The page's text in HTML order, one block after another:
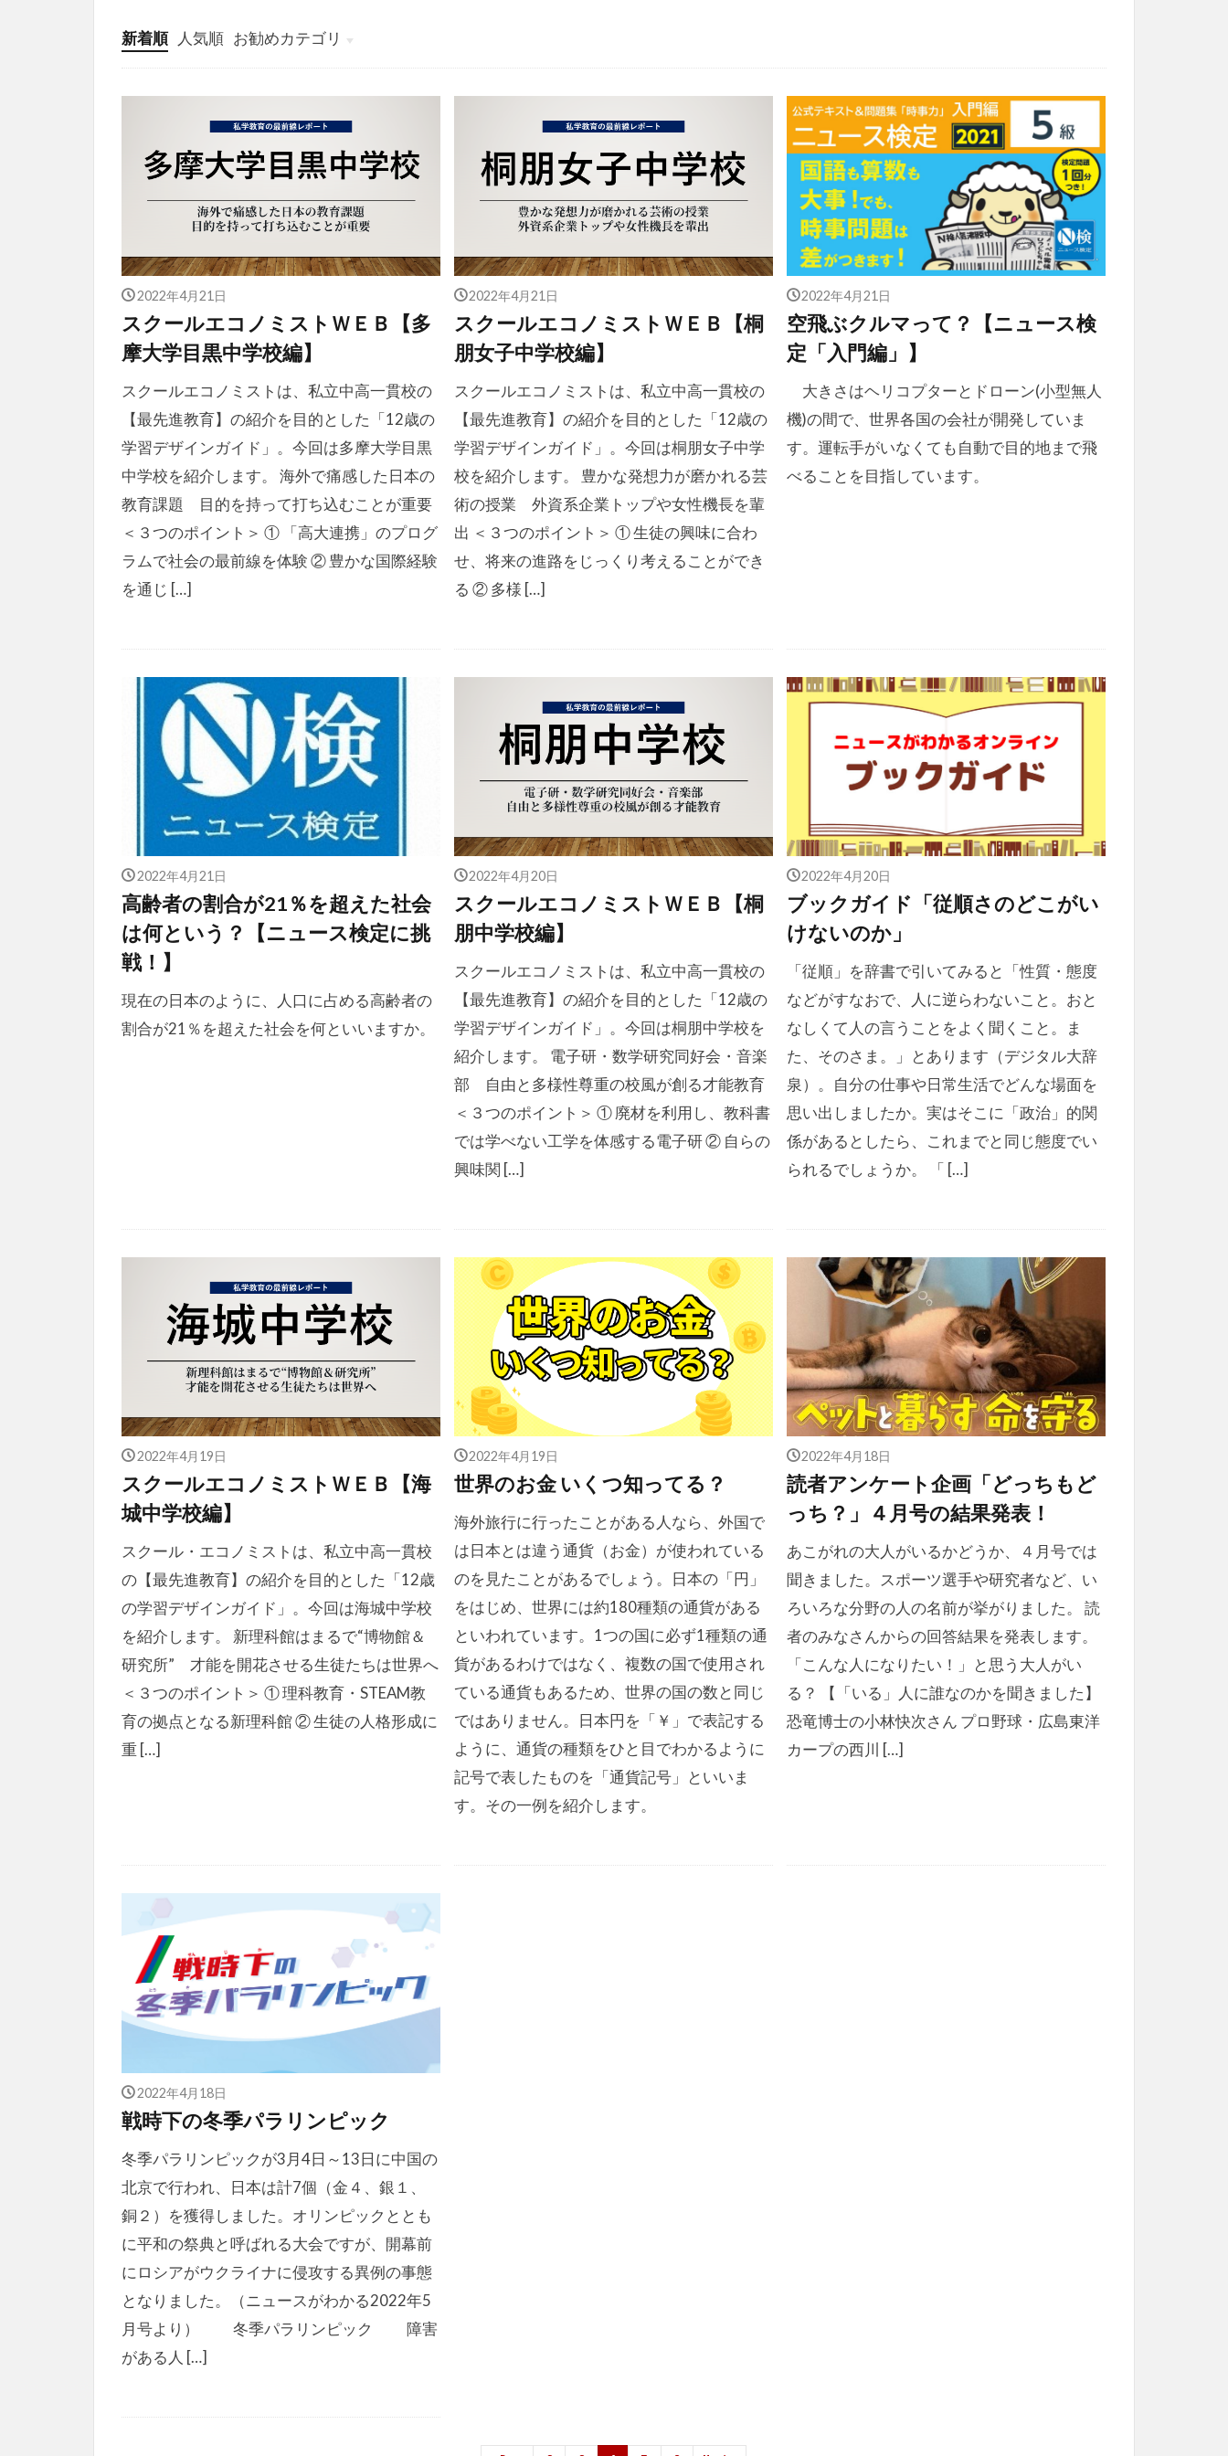
新着順 人気順 お勧めカテゴリ
投稿
学び
マンガ
電子書籍
2022年4月21日
スクールエコノミストＷＥＢ【多
摩大学目黒中学校編】
スクールエコノミストは、私立中高一貫校の
【最先進教育】の紹介を目的とした「12歳の
学習デザインガイド」。今回は多摩大学目黒
中学校を紹介します。 海外で痛感した日本の
教育課題 目的を持って打ち込むことが重要
＜３つのポイント＞ ① 「高大連携」のプログ
ラムで社会の最前線を体験 ② 豊かな国際経験
を通じ […]
2022年4月21日
スクールエコノミストＷＥＢ【桐
朋女子中学校編】
スクールエコノミストは、私立中高一貫校の
【最先進教育】の紹介を目的とした「12歳の
学習デザインガイド」。今回は桐朋女子中学
校を紹介します。 豊かな発想力が磨かれる芸
術の授業 外資系企業トップや女性機長を輩
出 ＜３つのポイント＞ ① 生徒の興味に合わ
せ、将来の進路をじっくり考えることができ
る ② 多様 […]
2022年4月21日
空飛ぶクルマって？【ニュース検
定「入門編」】
大きさはヘリコプターとドローン(小型無人
機)の間で、世界各国の会社が開発していま
す。運転手がいなくても自動で目的地まで飛
べることを目指しています。
2022年4月21日
高齢者の割合が21％を超えた社会
は何という？【ニュース検定に挑
戦！】
現在の日本のように、人口に占める高齢者の
割合が21％を超えた社会を何といいますか。
2022年4月20日
スクールエコノミストＷＥＢ【桐
朋中学校編】
スクールエコノミストは、私立中高一貫校の
【最先進教育】の紹介を目的とした「12歳の
学習デザインガイド」。今回は桐朋中学校を
紹介します。 電子研・数学研究同好会・音楽
部 自由と多様性尊重の校風が創る才能教育
＜３つのポイント＞ ① 廃材を利用し、教科書
では学べない工学を体感する電子研 ② 自らの
興味関 […]
2022年4月20日
ブックガイド「従順さのどこがい
けないのか」
「従順」を辞書で引いてみると「性質・態度
などがすなおで、人に逆らわないこと。おと
なしくて人の言うことをよく聞くこと。ま
た、そのさま。」とあります（デジタル大辞
泉）。自分の仕事や日常生活でどんな場面を
思い出しましたか。実はそこに「政治」的関
係があるとしたら、これまでと同じ態度でい
られるでしょうか。 「 […]
2022年4月19日
スクールエコノミストＷＥＢ【海
城中学校編】
スクール・エコノミストは、私立中高一貫校
の【最先進教育】の紹介を目的とした「12歳
の学習デザインガイド」。今回は海城中学校
を紹介します。 新理科館はまるで“博物館＆
研究所” 才能を開花させる生徒たちは世界へ
＜３つのポイント＞ ① 理科教育・STEAM教
育の拠点となる新理科館 ② 生徒の人格形成に
重 […]
2022年4月19日
世界のお金 いくつ知ってる？
海外旅行に行ったことがある人なら、外国で
は日本とは違う通貨（お金）が使われている
のを見たことがあるでしょう。日本の「円」
をはじめ、世界には約180種類の通貨がある
といわれています。1つの国に必ず1種類の通
貨があるわけではなく、複数の国で使用され
ている通貨もあるため、世界の国の数と同じ
ではありません。日本円を「￥」で表記する
ように、通貨の種類をひと目でわかるように
記号で表したものを「通貨記号」といいま
す。その一例を紹介します。
2022年4月18日
読者アンケート企画「どっちもど
っち？」４月号の結果発表！
あこがれの大人がいるかどうか、４月号では
聞きました。スポーツ選手や研究者など、い
ろいろな分野の人の名前が挙がりました。 読
者のみなさんからの回答結果を発表します。
「こんな人になりたい！」と思う大人がい
る？ 【「いる」人に誰なのかを聞きました】
恐竜博士の小林快次さん プロ野球・広島東洋
カープの西川 […]
2022年4月18日
戦時下の冬季パラリンピック
冬季パラリンピックが3月4日～13日に中国の
北京で行われ、日本は計7個（金４、銀１、
銅２）を獲得しました。オリンピックととも
に平和の祭典と呼ばれる大会ですが、開幕前
にロシアがウクライナに侵攻する異例の事態
となりました。（ニュースがわかる2022年5
月号より） 冬季パラリンピック 障害
がある人 […]